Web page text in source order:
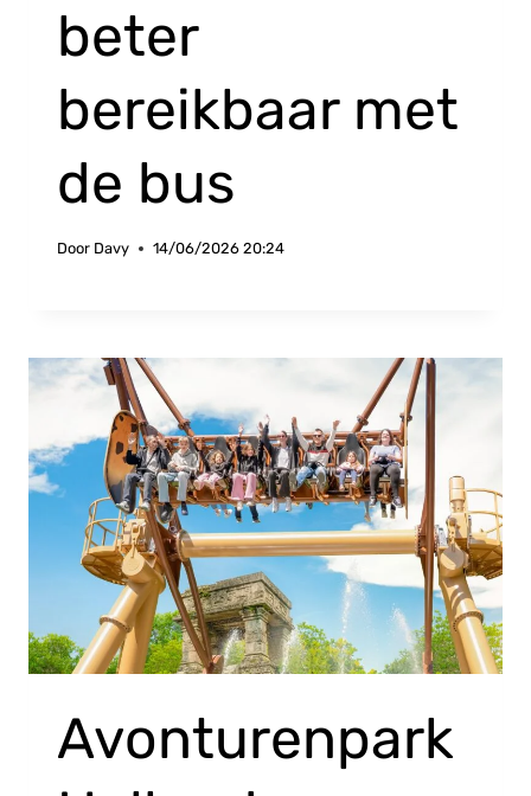
beter
bereikbaar met
de bus
Door Davy 14/06/2026 20:24
Avonturenpark